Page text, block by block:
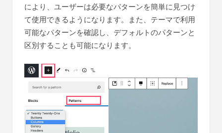
により、ユーザーは必要なパターンを簡単に見つけ
て使用できるようになります。また、テーマで利用
可能なパターンを確認し、デフォルトのパターンと
区別することも可能になります。